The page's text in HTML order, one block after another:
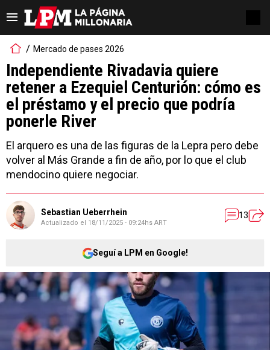
Mercado de pases 2026
Independiente Rivadavia quiere
retener a Ezequiel Centurión: cómo es
el préstamo y el precio que podría
ponerle River
El arquero es una de las figuras de la Lepra pero debe
volver al Más Grande a fin de año, por lo que el club
mendocino quiere negociar.
Sebastian Ueberrhein
Actualizado el 18/11/2025 - 09:24hs ART
13
Seguí a LPM en Google!